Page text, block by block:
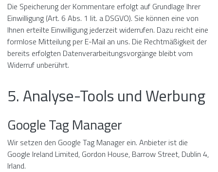
Die Speicherung der Kommentare erfolgt auf Grundlage Ihrer
Einwilligung (Art. 6 Abs. 1 lit. a DSGVO). Sie können eine von
Ihnen erteilte Einwilligung jederzeit widerrufen. Dazu reicht eine
formlose Mitteilung per E-Mail an uns. Die Rechtmäßigkeit der
bereits erfolgten Datenverarbeitungsvorgänge bleibt vom
Widerruf unberührt.
5. Analyse-Tools und Werbung
Google Tag Manager
Wir setzen den Google Tag Manager ein. Anbieter ist die
Google Ireland Limited, Gordon House, Barrow Street, Dublin 4,
Irland.